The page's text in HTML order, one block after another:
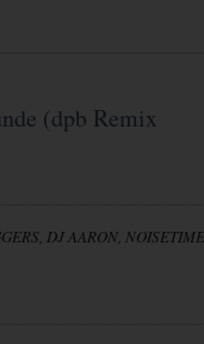
(dpb Remix
DJ AARON, NOISETIME